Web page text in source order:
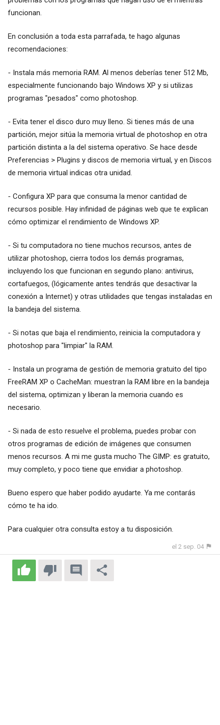
funcionan.
En conclusión a toda esta parrafada, te hago algunas
recomendaciones:
- Instala más memoria RAM. Al menos deberías tener 512 Mb,
especialmente funcionando bajo Windows XP y si utilizas
programas "pesados" como photoshop.
- Evita tener el disco duro muy lleno. Si tienes más de una
partición, mejor sitúa la memoria virtual de photoshop en otra
partición distinta a la del sistema operativo. Se hace desde
Preferencias > Plugins y discos de memoria virtual, y en Discos
de memoria virtual indicas otra unidad.
- Configura XP para que consuma la menor cantidad de
recursos posible. Hay infinidad de páginas web que te explican
cómo optimizar el rendimiento de Windows XP.
- Si tu computadora no tiene muchos recursos, antes de
utilizar photoshop, cierra todos los demás programas,
incluyendo los que funcionan en segundo plano: antivirus,
cortafuegos, (lógicamente antes tendrás que desactivar la
conexión a Internet) y otras utilidades que tengas instaladas en
la bandeja del sistema.
- Si notas que baja el rendimiento, reinicia la computadora y
photoshop para "limpiar" la RAM.
- Instala un programa de gestión de memoria gratuito del tipo
FreeRAM XP o CacheMan: muestran la RAM libre en la bandeja
del sistema, optimizan y liberan la memoria cuando es
necesario.
- Si nada de esto resuelve el problema, puedes probar con
otros programas de edición de imágenes que consumen
menos recursos. A mi me gusta mucho The GIMP: es gratuito,
muy completo, y poco tiene que envidiar a photoshop.
Bueno espero que haber podido ayudarte. Ya me contarás
cómo te ha ido.
Para cualquier otra consulta estoy a tu disposición.
el 2 sep. 04